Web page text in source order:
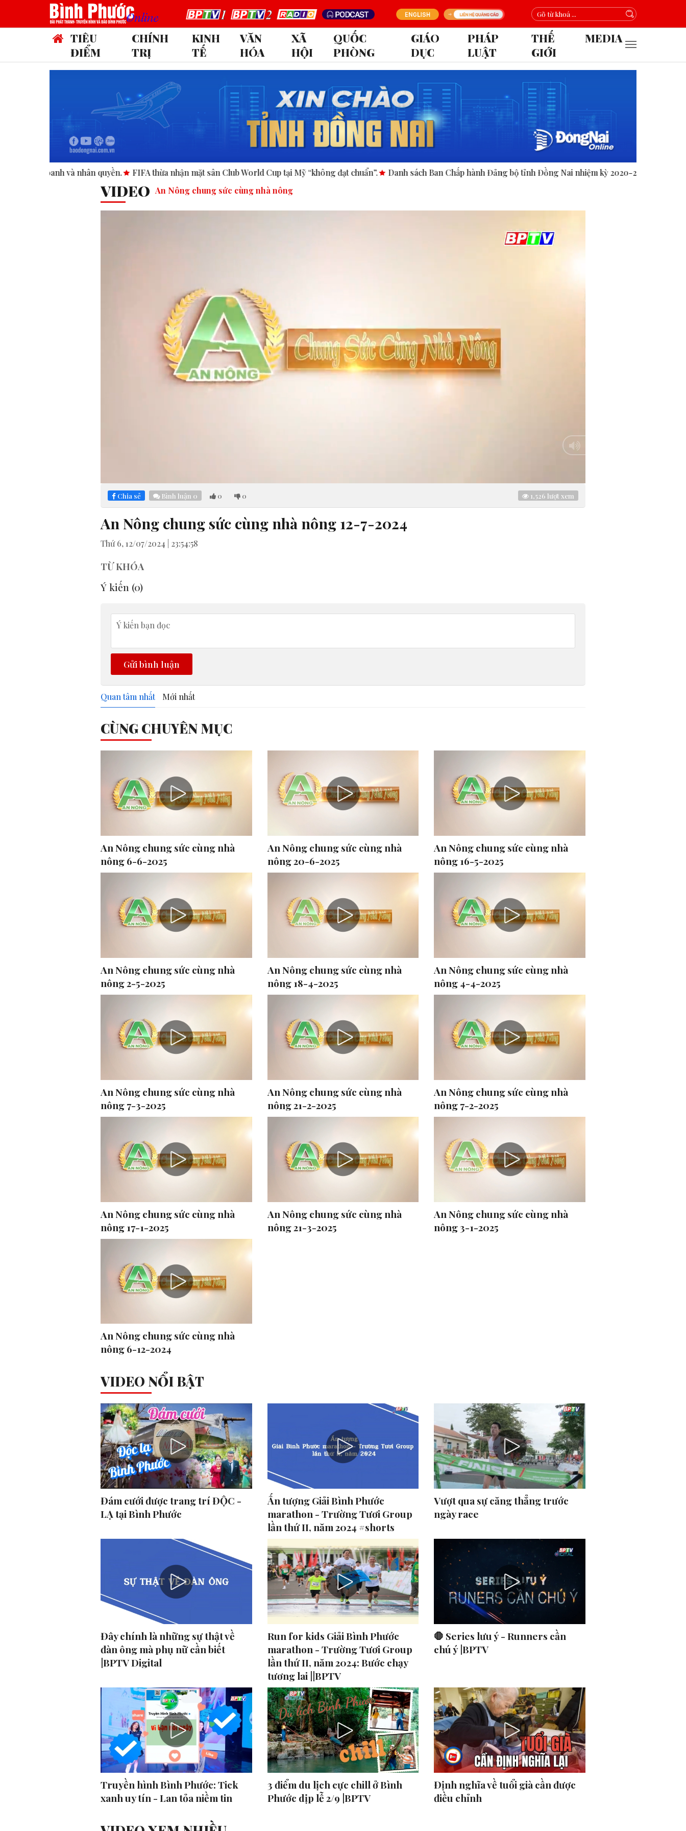
TIÊU
ĐIỂM
CHÍNH
TRỊ
KINH
TẾ
VĂN
HÓA
XÃ
HỘI
QUỐC
PHÒNG
GIÁO
DỤC
PHÁP
LUẬT
THẾ
GIỚI
MEDIA
FIFA thừa nhận mặt sân Club World Cup tại Mỹ “không đạt chuẩn”. Danh sách Ban Chấp hành Đảng bộ tỉnh Đồng Nai nhiệm kỳ 2020-2025.
VIDEO An Nông chung sức cùng nhà nông
4.61%
Chia sẻ Bình luận 0 0 0 1,526 lượt xem
An Nông chung sức cùng nhà nông 12-7-2024
Thứ 6, 12/07/2024 | 23:54:58
TỪ KHÓA
Ý kiến (0)
Gửi bình luận
Quan tâm nhất Mới nhất
CÙNG CHUYÊN MỤC
An Nông chung sức cùng nhà
nông 6-6-2025
An Nông chung sức cùng nhà
nông 20-6-2025
An Nông chung sức cùng nhà
nông 16-5-2025
An Nông chung sức cùng nhà
nông 2-5-2025
An Nông chung sức cùng nhà
nông 18-4-2025
An Nông chung sức cùng nhà
nông 4-4-2025
An Nông chung sức cùng nhà
nông 7-3-2025
An Nông chung sức cùng nhà
nông 21-2-2025
An Nông chung sức cùng nhà
nông 7-2-2025
An Nông chung sức cùng nhà
nông 17-1-2025
An Nông chung sức cùng nhà
nông 21-3-2025
An Nông chung sức cùng nhà
nông 3-1-2025
An Nông chung sức cùng nhà
nông 6-12-2024
VIDEO NỔI BẬT
Đám cưới được trang trí ĐỘC -
LẠ tại Bình Phước
Ấn tượng Giải Bình Phước
marathon - Trường Tươi Group
lần thứ II, năm 2024 #shorts
Vượt qua sự căng thẳng trước
ngày race
Đây chính là những sự thật về
đàn ông mà phụ nữ cần biết
|BPTV Digital
Run for kids Giải Bình Phước
marathon - Trường Tươi Group
lần thứ II, năm 2024: Bước chạy
tương lai ||BPTV
🛑 Series lưu ý - Runners cần
chú ý |BPTV
Truyền hình Bình Phước: Tick
xanh uy tín - Lan tỏa niềm tin
3 điểm du lịch cực chill ở Bình
Phước dịp lễ 2/9 |BPTV
Định nghĩa về tuổi già cần được
điều chỉnh